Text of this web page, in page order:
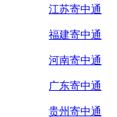
江苏寄中通
福建寄中通
河南寄中通
广东寄中通
贵州寄中通